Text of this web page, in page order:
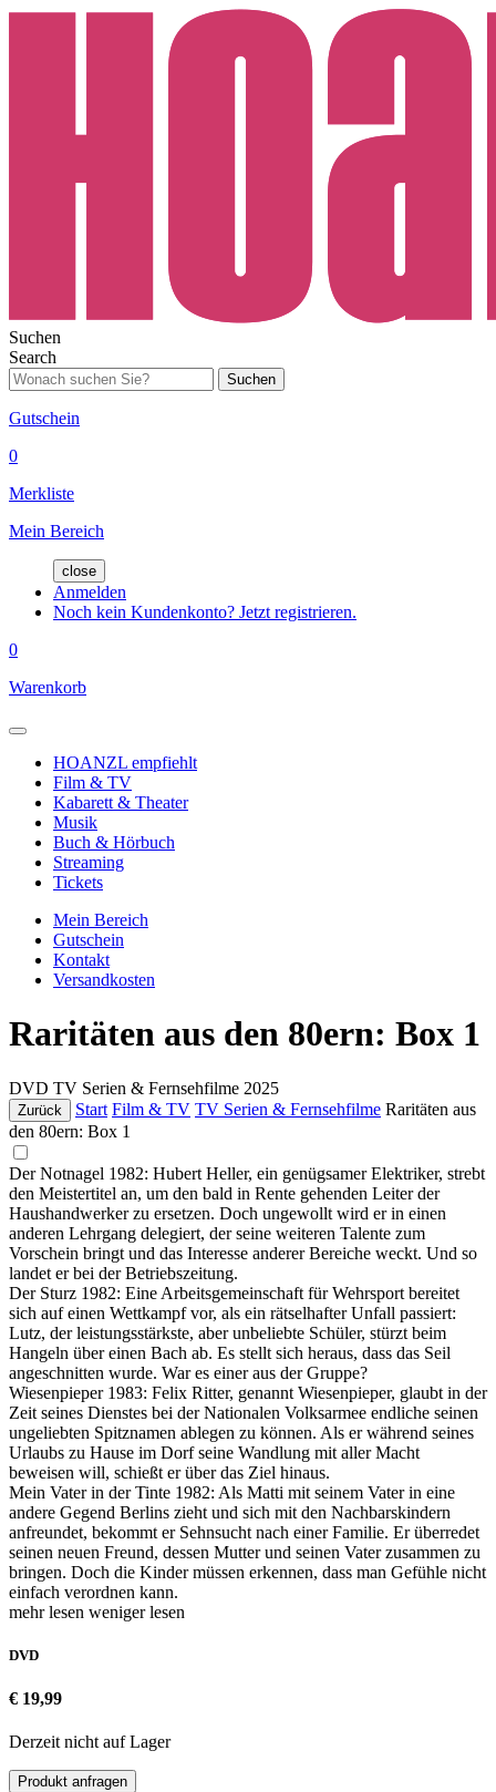
Suchen
Search
Suchen
Gutschein
0
Merkliste
Mein Bereich
close
Anmelden
Noch kein Kundenkonto? Jetzt registrieren.
0
Warenkorb
HOANZL empfiehlt
Film & TV
Kabarett & Theater
Musik
Buch & Hörbuch
Streaming
Tickets
Mein Bereich
Gutschein
Kontakt
Versandkosten
Raritäten aus den 80ern: Box 1
DVD TV Serien & Fernsehfilme 2025
Zurück Start Film & TV TV Serien & Fernsehfilme Raritäten aus
den 80ern: Box 1
Der Notnagel 1982: Hubert Heller, ein genügsamer Elektriker, strebt
den Meistertitel an, um den bald in Rente gehenden Leiter der
Haushandwerker zu ersetzen. Doch ungewollt wird er in einen
anderen Lehrgang delegiert, der seine weiteren Talente zum
Vorschein bringt und das Interesse anderer Bereiche weckt. Und so
landet er bei der Betriebszeitung.
Der Sturz 1982: Eine Arbeitsgemeinschaft für Wehrsport bereitet
sich auf einen Wettkampf vor, als ein rätselhafter Unfall passiert:
Lutz, der leistungsstärkste, aber unbeliebte Schüler, stürzt beim
Hangeln über einen Bach ab. Es stellt sich heraus, dass das Seil
angeschnitten wurde. War es einer aus der Gruppe?
Wiesenpieper 1983: Felix Ritter, genannt Wiesenpieper, glaubt in der
Zeit seines Dienstes bei der Nationalen Volksarmee endliche seinen
ungeliebten Spitznamen ablegen zu können. Als er während seines
Urlaubs zu Hause im Dorf seine Wandlung mit aller Macht
beweisen will, schießt er über das Ziel hinaus.
Mein Vater in der Tinte 1982: Als Matti mit seinem Vater in eine
andere Gegend Berlins zieht und sich mit den Nachbarskindern
anfreundet, bekommt er Sehnsucht nach einer Familie. Er überredet
seinen neuen Freund, dessen Mutter und seinen Vater zusammen zu
bringen. Doch die Kinder müssen erkennen, dass man Gefühle nicht
einfach verordnen kann.
mehr lesen weniger lesen
DVD
€ 19,99
Derzeit nicht auf Lager
Produkt anfragen